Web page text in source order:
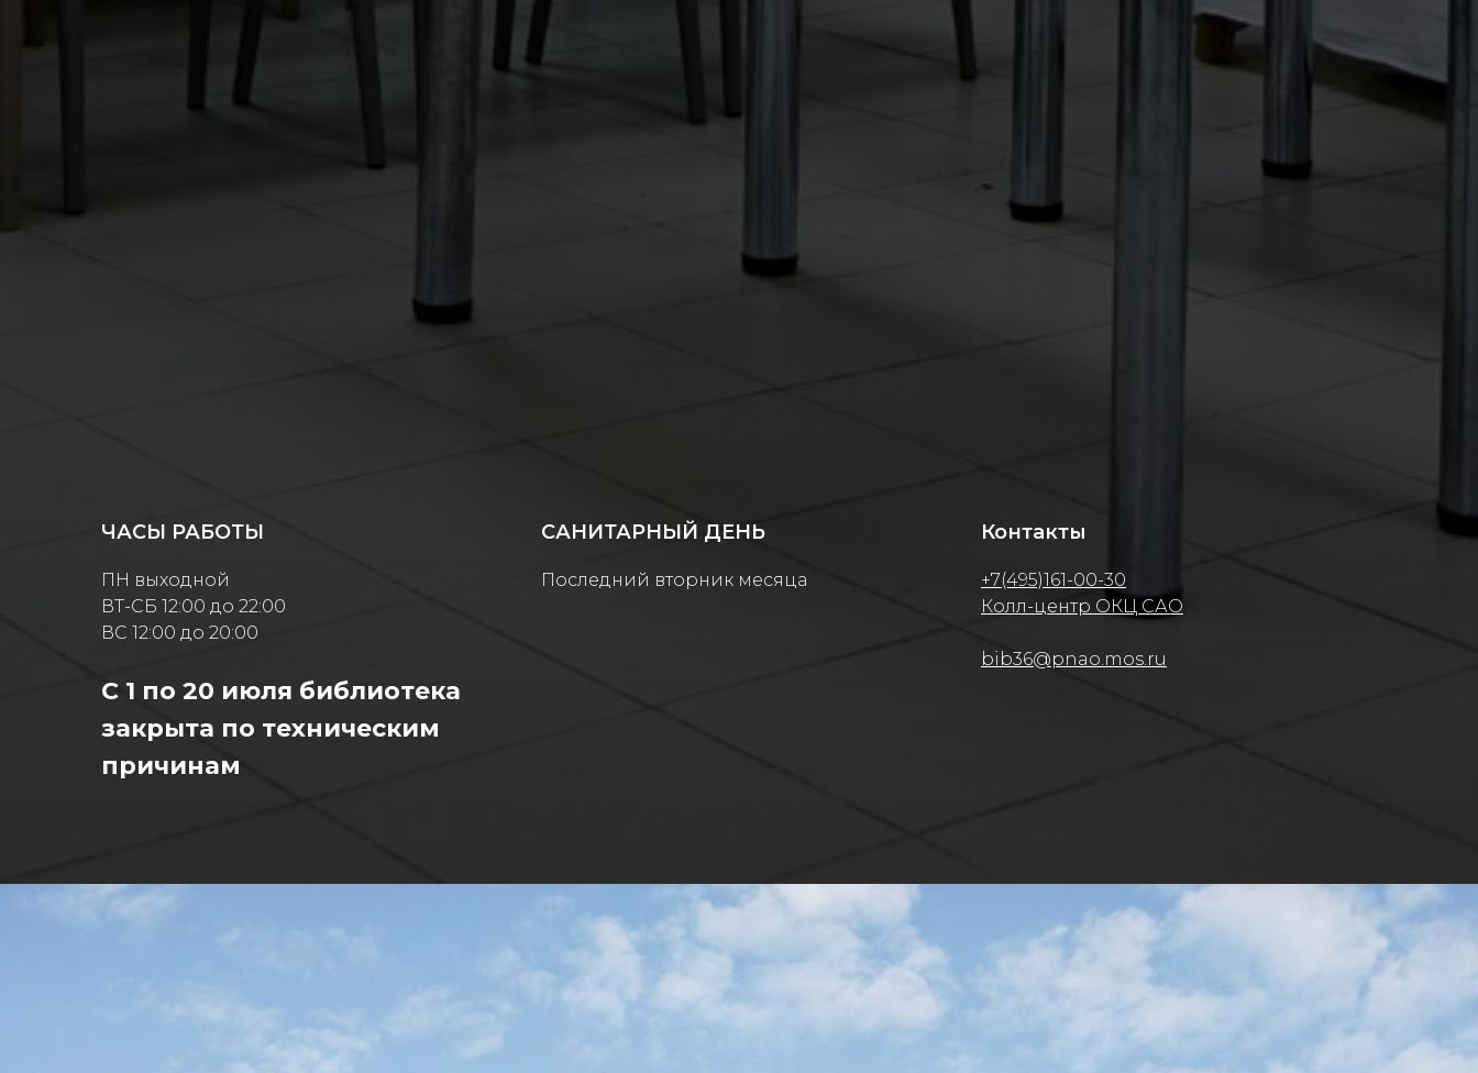
ЧАСЫ РАБОТЫ
ПН выходной
ВТ-СБ 12:00 до 22:00
ВС 12:00 до 20:00
С 1 по 20 июля библиотека
закрыта по техническим
причинам
САНИТАРНЫЙ ДЕНЬ
Последний вторник месяца
Контакты
+7(495)161-00-30
Колл-центр ОКЦ САО
bib36@pnao.mos.ru